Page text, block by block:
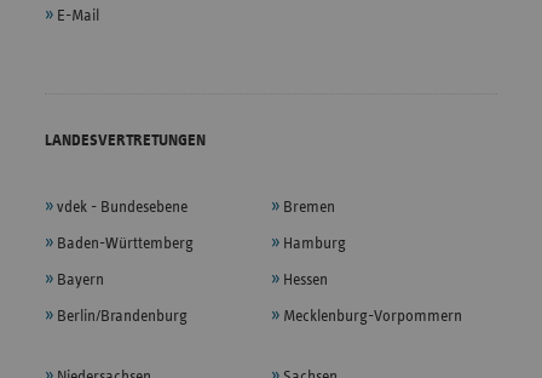
E-Mail
LANDESVERTRETUNGEN
vdek - Bundesebene
Baden-Württemberg
Bayern
Berlin/Brandenburg
Bremen
Hamburg
Hessen
Mecklenburg-Vorpommern